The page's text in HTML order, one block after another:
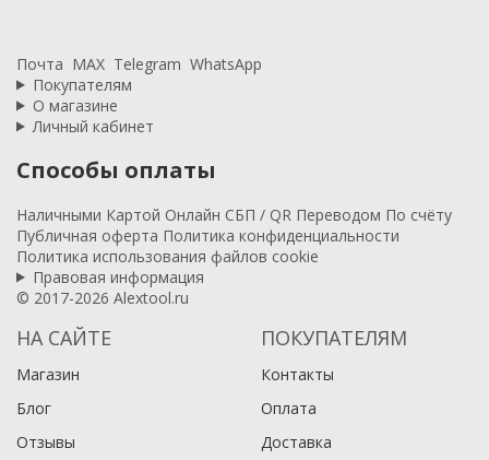
Почта MAX Telegram WhatsApp
Покупателям
О магазине
Личный кабинет
Способы оплаты
Наличными Картой Онлайн СБП / QR Переводом По счёту
Публичная оферта Политика конфиденциальности
Политика использования файлов cookie
Правовая информация
© 2017-2026 Alextool.ru
НА САЙТЕ
Магазин
Блог
Отзывы
ПОКУПАТЕЛЯМ
Контакты
Оплата
Доставка